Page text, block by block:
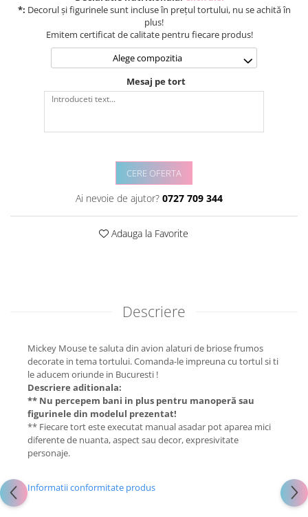
*: Decorul și figurinele sunt incluse în prețul tortului, nu se achită în
plus!
Emitem certificat de calitate pentru fiecare produs!
Alege compozitia
Mesaj pe tort
CERE OFERTA
Ai nevoie de ajutor? 0727 709 344
Adauga la Favorite
Descriere
Mickey Mouse te saluta din avion alaturi de briose frumos
decorate in tema tortului. Comanda-le impreuna cu tortul si ti
le aducem oriunde in Bucuresti !
Descriere aditionala:
** Nu percepem bani in plus pentru manoperă sau
figurinele din modelul prezentat!
** Fiecare tort este executat manual asadar pot aparea mici
diferente de nuanta, aspect sau decor, expresivitate
personaje.
Informatii conformitate produs